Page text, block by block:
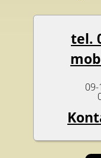
tel.